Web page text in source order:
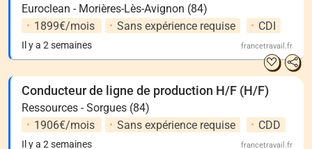
Euroclean - Morières-Lès-Avignon (84)
1899€/mois
Sans expérience requise CDI
Il y a 2 semaines francetravail.fr
Conducteur de ligne de production H/F (H/F)
Ressources - Sorgues (84)
1906€/mois
Sans expérience requise CDD
Il y a 2 semaines francetravail.fr